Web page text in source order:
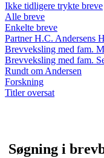
Ikke tidligere trykte breve
Alle breve
Enkelte breve
Partner H.C. Andersens
Brevveksling med fam.
Brevveksling med fam.
Rundt om Andersen
Forskning
Titler oversat
Søgning i